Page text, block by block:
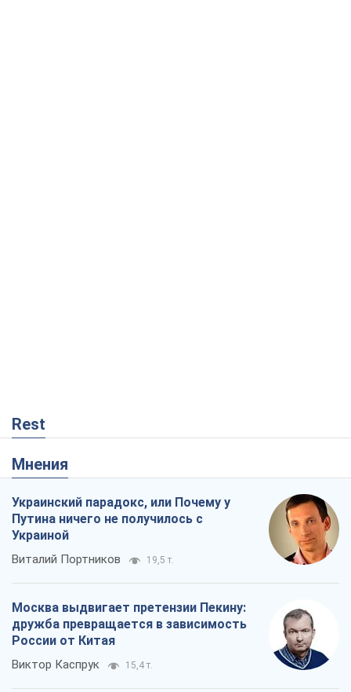
Rest
Мнения
Украинский парадокс, или Почему у
Путина ничего не получилось с
Украиной
Виталий Портников 19,5 т.
Москва выдвигает претензии Пекину:
дружба превращается в зависимость
России от Китая
Виктор Каспрук 15,4 т.